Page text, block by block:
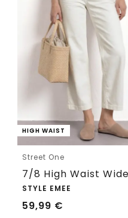
HIGH WAIST
Street One
STYLE EMEE
59,99 €